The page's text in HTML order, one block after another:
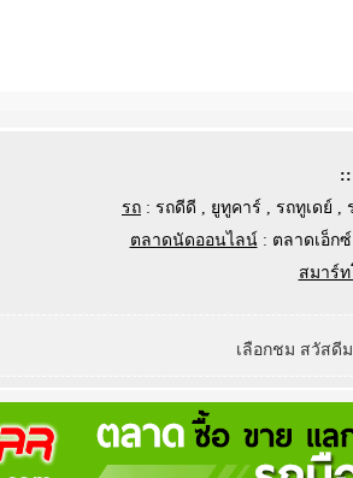
รถ : รถดีดี ยูทูคาร์ รถทูเดย์
ตลาดนัดออนไลน์: ตลาดเอ็กซ์
สมาร์
เลือกชม สวัสดี